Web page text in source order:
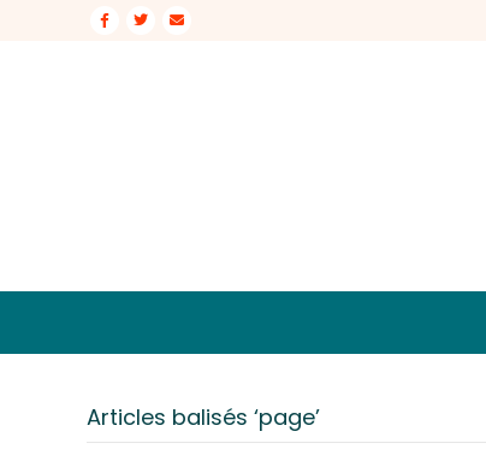
Facebook
Twitter Email
Articles balisés ‘page’